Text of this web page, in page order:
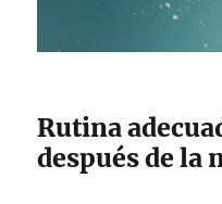
Rutina
después de la